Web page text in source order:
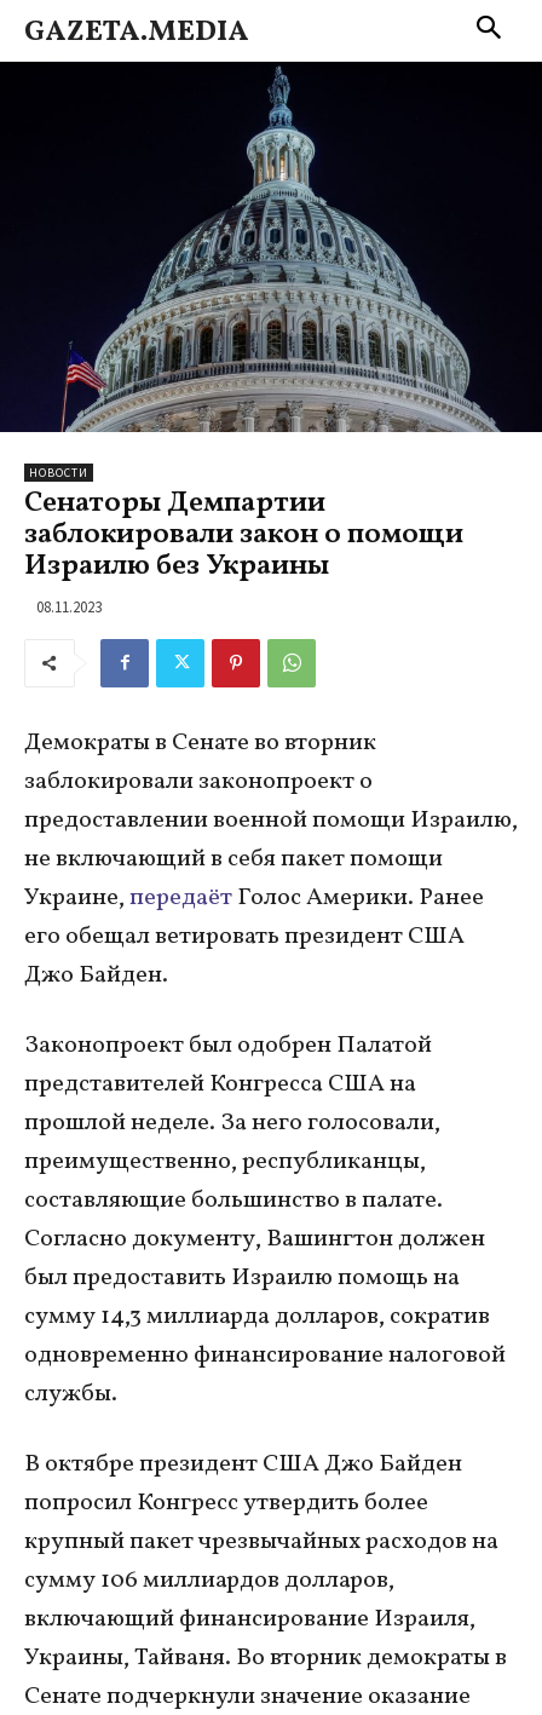
GAZETA.MEDIA
НОВОСТИ
Сенаторы Демпартии
заблокировали закон о помощи
Израилю без Украины
08.11.2023
Демократы в Сенате во вторник
заблокировали законопроект о
предоставлении военной помощи Израилю,
не включающий в себя пакет помощи
Украине,передаётГолос Америки. Ранее
его обещал ветировать президент США
Джо Байден.
Законопроект был одобрен Палатой
представителей Конгресса США на
прошлой неделе. За него голосовали,
преимущественно, республиканцы,
составляющие большинство в палате.
Согласно документу, Вашингтон должен
был предоставить Израилю помощь на
сумму 14,3 миллиарда долларов, сократив
одновременно финансирование налоговой
службы.
В октябре президент США Джо Байден
попросил Конгресс утвердить более
крупный пакет чрезвычайных расходов на
сумму 106 миллиардов долларов,
включающий финансирование Израиля,
Украины, Тайваня. Во вторник демократы в
Сенате подчеркнули значение оказание